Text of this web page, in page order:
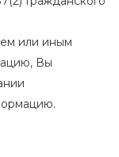
или иным
Вы